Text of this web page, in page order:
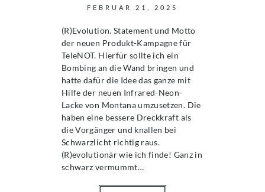
FEBRUAR 21, 2025
(R)Evolution. Statement und Motto
der neuen Produkt-Kampagne für
TeleNOT. Hierfür sollte ich ein
Bombing an die Wand bringen und
hatte dafür die Idee das ganze mit
Hilfe der neuen Infrared-Neon-
Lacke von Montana umzusetzen. Die
haben eine bessere Dreckkraft als
die Vorgänger und knallen bei
Schwarzlicht richtig raus.
(R)evolutionär wie ich finde! Ganz in
schwarz vermummt…